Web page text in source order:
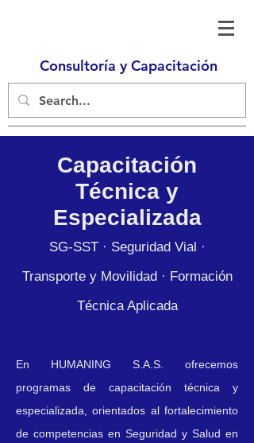
Consultoría y Capacitación
Capacitación
Técnica y
Especializada
SG-SST · Seguridad Vial ·
Transporte y Movilidad · Formación
Técnica Aplicada
En HUMANING S.A.S. ofrecemos
programas de capacitación técnica y
especializada, orientados al fortalecimiento
de competencias en Seguridad y Salud en